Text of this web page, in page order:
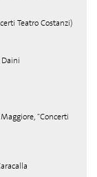
Teatro Costanzi)
"Concerti